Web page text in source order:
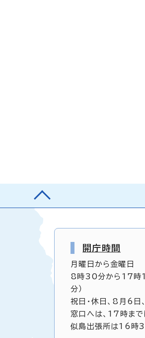
開庁時間
月曜日から金曜日
8時30分から17時
分）
祝日・休日、8月6
窓口へは、17時まで
似島出張所は16時